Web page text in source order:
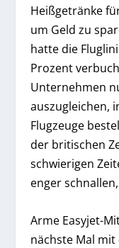
Heißgetränke
um Geld zu
hatte die
Prozent
Unternehmen
auszugleichen,
Flugzeuge
der britischen
schwierigen
enger
Arme Easyjet-
nächste Mal mit